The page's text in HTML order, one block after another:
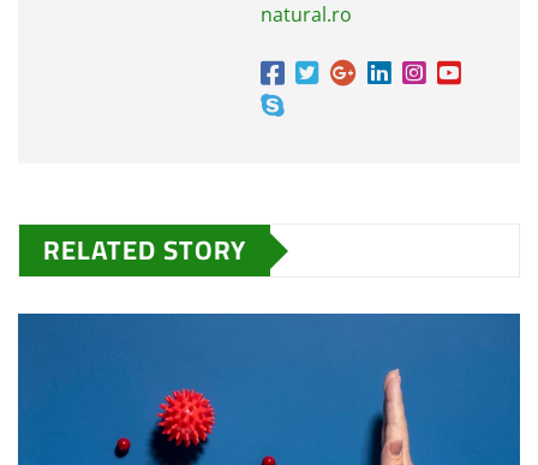
natural.ro
RELATED STORY